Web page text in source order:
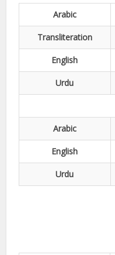
Arabic
Transliteration
English
Urdu
Arabic
English
Urdu